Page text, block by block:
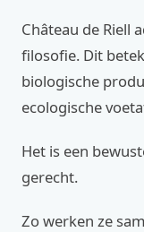
Château de Riell
filosofie. Dit
biologische
ecologische
Het is een
gerecht.
Zo werken ze